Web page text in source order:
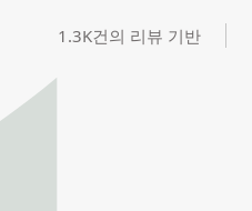
1.3K건의 리뷰 기반